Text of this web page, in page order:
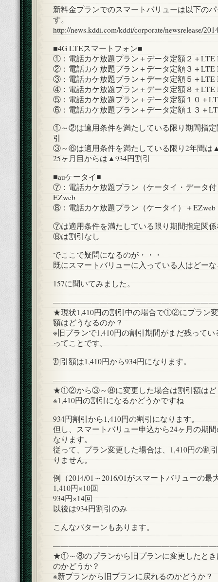
新料金プランでのスマートバリューは以下の
す。
http://news.kddi.com/kddi/corporate/newsrelease/
■4G LTEスマートフォン■
①：電話カケ放題プラン＋データ定額２＋LTE
②：電話カケ放題プラン＋データ定額３＋LTE
③：電話カケ放題プラン＋データ定額５＋LTE
④：電話カケ放題プラン＋データ定額８＋LTE
⑤：電話カケ放題プラン＋データ定額１０＋
⑥：電話カケ放題プラン＋データ定額１３＋
①～②は適用条件を満たしている限り期間指
引
③～⑥は適用条件を満たしている限り2年間は
25ヶ月目からは▲934円割引
■auケータイ■
⑦：電話カケ放題プラン（ケータイ・データ
EZweb
⑧：電話カケ放題プラン（ケータイ）＋EZweb
⑦は適用条件を満たしている限り期間指定関
⑧は割引なし
でここで疑問になるのが・・・
既にスマートバリューに入っている人はどー
157に聞いてみました。
★現状1,410円の割引中の場合で①②にプラン
額はどうなるのか？
※旧プランで1,410円の割引期間がまだ残って
ってことです。
割引額は1,410円から934円になります。
★①②から③～⑧に変更した場合は割引額はど
※1,410円の割引になるかどうかですね
934円割引から1,410円の割引になります。
但し、スマートバリュー申込から24ヶ月の期
なります。
従って、プラン変更した場合は、1,410円の割
りません。
例（2014/01～2016/01がスマートバリューの最
1,410円×10回
934円×14回
以後は934円割引のみ
こんなパターンもあります。
★①～⑧のプランから旧プランに変更したとき
のかどうか？
※新プランから旧プランに戻れるのかどうか？